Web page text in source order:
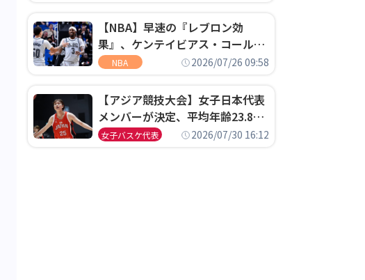
【NBA】早速の『レブロン効
果』、ケンテイビアス・コールド
ウェル・ポープがセブンティシク
NBA 2026/07/26 09:58
【アジア競技大会】女子日本代表
メンバーが決定、平均年齢23.8歳
のフレッシュなメンバーが日本開
女子バスケ代表 2026/07/30 16:12